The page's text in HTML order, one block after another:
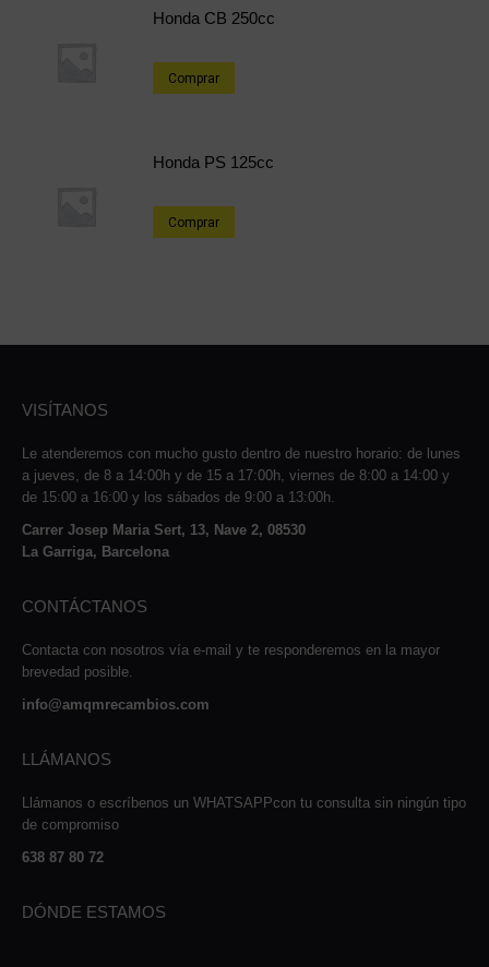
Honda CB 250cc
Comprar
Honda PS 125cc
Comprar
VISÍTANOS
Le atenderemos con mucho gusto dentro de nuestro horario: de lunes
a jueves, de 8 a 14:00h y de 15 a 17:00h, viernes de 8:00 a 14:00 y
de 15:00 a 16:00 y los sábados de 9:00 a 13:00h.
Carrer Josep Maria Sert, 13, Nave 2, 08530
La Garriga, Barcelona
CONTÁCTANOS
Contacta con nosotros vía e-mail y te responderemos en la mayor
brevedad posible.
info@amqmrecambios.com
LLÁMANOS
Llámanos o escríbenos un WHATSAPPcon tu consulta sin ningún tipo
de compromiso
638 87 80 72
DÓNDE ESTAMOS